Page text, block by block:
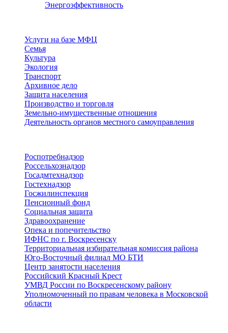
Энергоэффективность
Услуги на базе МФЦ
Семья
Культура
Экология
Транспорт
Архивное дело
Защита населения
Производство и торговля
Земельно-имущественные отношения
Деятельность органов местного самоуправления
Роспотребнадзор
Россельхознадзор
Госадмтехнадзор
Гостехнадзор
Госжилинспекция
Пенсионный фонд
Социальная защита
Здравоохранение
Опека и попечительство
ИФНС по г. Воскресенску
Территориальная избирательная комиссия района
Юго-Восточный филиал МО БТИ
Центр занятости населения
Российский Красный Крест
УМВД России по Воскресенскому району
Уполномоченный по правам человека в Московской
области